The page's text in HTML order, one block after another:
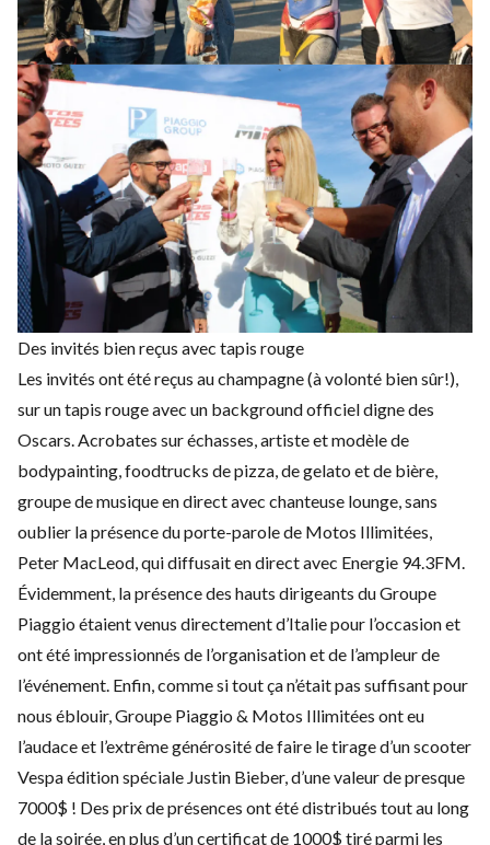
Des invités bien reçus avec tapis rouge
Les invités ont été reçus au champagne (à volonté bien sûr!),
sur un tapis rouge avec un background officiel digne des
Oscars. Acrobates sur échasses, artiste et modèle de
bodypainting, foodtrucks de pizza, de gelato et de bière,
groupe de musique en direct avec chanteuse lounge, sans
oublier la présence du porte-parole de Motos Illimitées,
Peter MacLeod, qui diffusait en direct avec Energie 94.3FM.
Évidemment, la présence des hauts dirigeants du Groupe
Piaggio étaient venus directement d’Italie pour l’occasion et
ont été impressionnés de l’organisation et de l’ampleur de
l’événement. Enfin, comme si tout ça n’était pas suffisant pour
nous éblouir, Groupe Piaggio & Motos Illimitées ont eu
l’audace et l’extrême générosité de faire le tirage d’un scooter
Vespa édition spéciale Justin Bieber, d’une valeur de presque
7000$ ! Des prix de présences ont été distribués tout au long
de la soirée, en plus d’un certificat de 1000$ tiré parmi les